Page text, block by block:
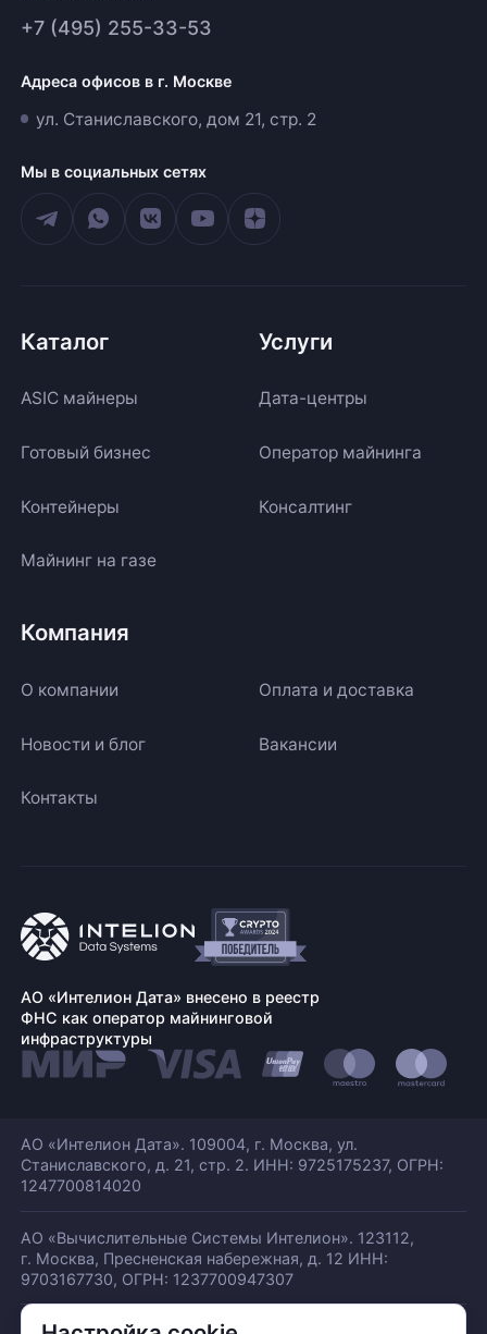
+7 (495) 255-33-53
Адреса офисов в г. Москве
ул. Станиславского, дом 21, стр. 2
Мы в социальных сетях
Каталог
ASIC майнеры
Готовый бизнес
Контейнеры
Майнинг на газе
Услуги
Дата-центры
Оператор майнинга
Консалтинг
Компания
О компании Оплата и доставка
Новости и блог Вакансии
Контакты
АО «Интелион Дата» внесено в реестр
ФНС как оператор майнинговой
инфраструктуры
АО «Интелион Дата». 109004, г. Москва, ул.
Станиславского, д. 21, стр. 2. ИНН: 9725175237, ОГРН:
1247700814020
АО «Вычислительные Системы Интелион». 123112,
г. Москва, Пресненская набережная, д. 12 ИНН:
9703167730, ОГРН: 1237700947307